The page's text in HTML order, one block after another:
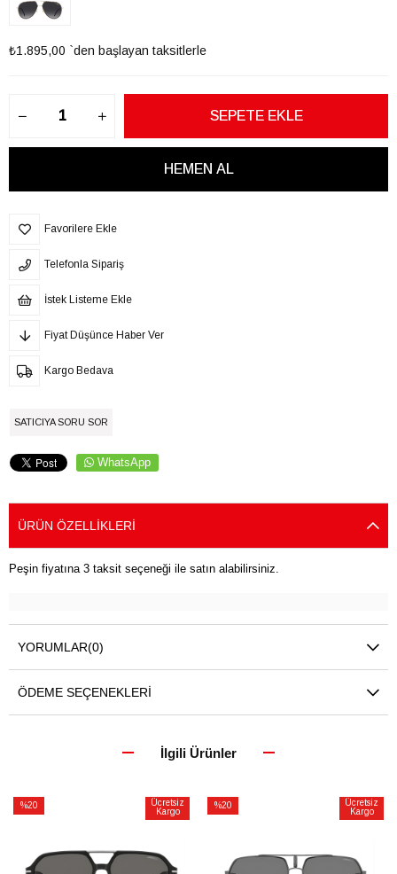
₺1.895,00 `den başlayan taksitlerle
Favorilere Ekle
Telefonla Sipariş
İstek Listeme Ekle
Fiyat Düşünce Haber Ver
Kargo Bedava
SATICIYA SORU SOR
WhatsApp
ÜRÜN ÖZELLIKLERI
Peşin fiyatına 3 taksit seçeneği ile satın alabilirsiniz.
YORUMLAR(0)
ÖDEME SEÇENEKLERI
İlgili Ürünler
%20
Ücretsiz
Kargo
%20
Ücretsiz
Kargo